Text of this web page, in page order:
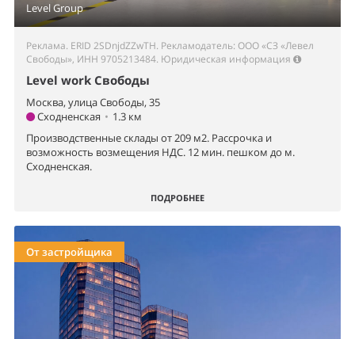
Level Group
Реклама. ERID 2SDnjdZZwTH. Рекламодатель: ООО «СЗ «Левел
Свободы», ИНН 9705213484. Юридическая информация
Level work Свободы
Москва, улица Свободы, 35
Сходненская • 1.3 км
Производственные склады от 209 м2. Рассрочка и
возможность возмещения НДС. 12 мин. пешком до м.
Сходненская.
ПОДРОБНЕЕ
От застройщика